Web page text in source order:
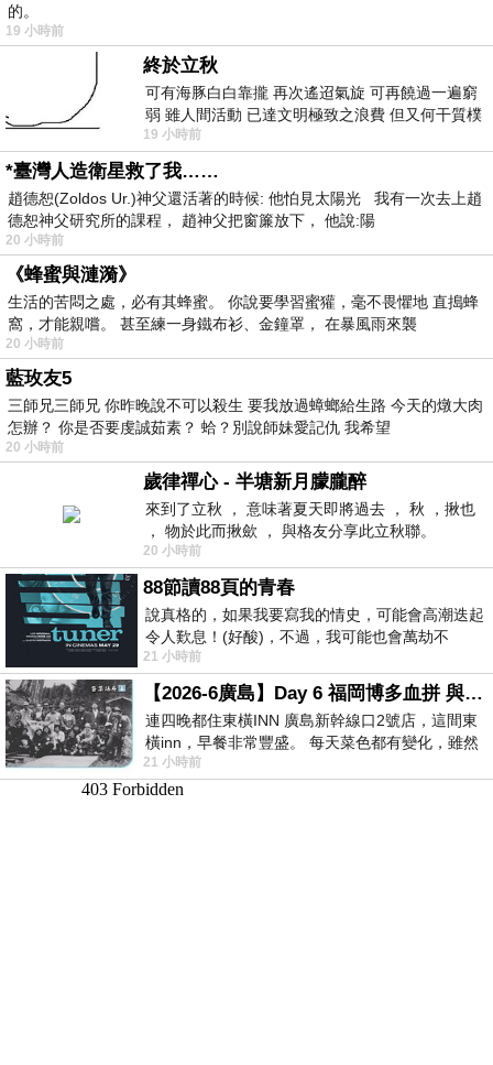
的。
19 小時前
終於立秋
可有海豚白白靠攏 再次遙迢氣旋 可再饒過一遍窮
弱 雖人間活動 已達文明極致之浪費 但又何干質樸
者 只能白白陪葬
19 小時前
*臺灣人造衛星救了我……
趙德恕(Zoldos Ur.)神父還活著的時候: 他怕見太陽光 我有一次去上趙
德恕神父研究所的課程， 趙神父把窗簾放下， 他說:陽
20 小時前
《蜂蜜與漣漪》
生活的苦悶之處，必有其蜂蜜。 你說要學習蜜獾，毫不畏懼地 直搗蜂
窩，才能親嚐。 甚至練一身鐵布衫、金鐘罩， 在暴風雨來襲
20 小時前
藍玫友5
三師兄三師兄 你昨晚說不可以殺生 要我放過蟑螂給生路 今天的燉大肉
怎辦？ 你是否要虔誠茹素？ 蛤？別說師妹愛記仇 我希望
20 小時前
歲律禪心 - 半塘新月朦朧醉
來到了立秋 ， 意味著夏天即將過去 ， 秋 ，揪也
， 物於此而揪歛 ， 與格友分享此立秋聯。
20 小時前
88節讀88頁的青春
說真格的，如果我要寫我的情史，可能會高潮迭起
令人歎息！(好酸)，不過，我可能也會萬劫不
復...，每天跪鍵盤還是被判了花心的罪
21 小時前
【2026-6廣島】Day 6 福岡博多血拼 與機場接送少年司機深夜對談
連四晚都住東橫INN 廣島新幹線口2號店，這間東
橫inn，早餐非常豐盛。 每天菜色都有變化，雖然
看到工作人員拿出料理包加熱，但
21 小時前